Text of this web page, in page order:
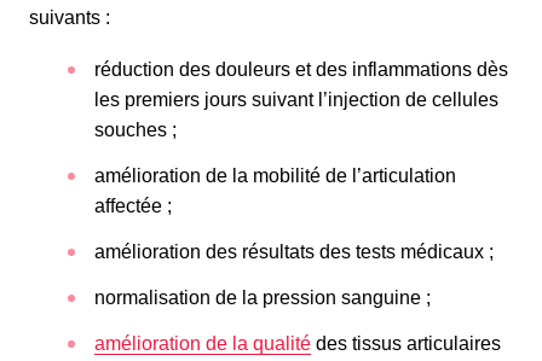
suivants :
réduction des douleurs et des inflammations dès
les premiers jours suivant l’injection de cellules
souches ;
amélioration de la mobilité de l’articulation
affectée ;
amélioration des résultats des tests médicaux ;
normalisation de la pression sanguine ;
amélioration de la qualité des tissus articulaires